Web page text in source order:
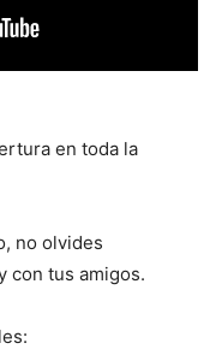
en toda la
no olvides
con tus amigos.